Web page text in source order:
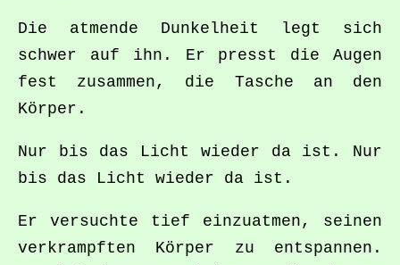
Die atmende Dunkelheit legt sich
schwer auf ihn. Er presst die Augen
fest zusammen, die Tasche an den
Körper.
Nur bis das Licht wieder da ist. Nur
bis das Licht wieder da ist.
Er versuchte tief einzuatmen, seinen
verkrampften Körper zu entspannen.